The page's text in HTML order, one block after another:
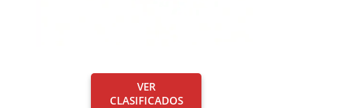
VER
CLASIFICADOS